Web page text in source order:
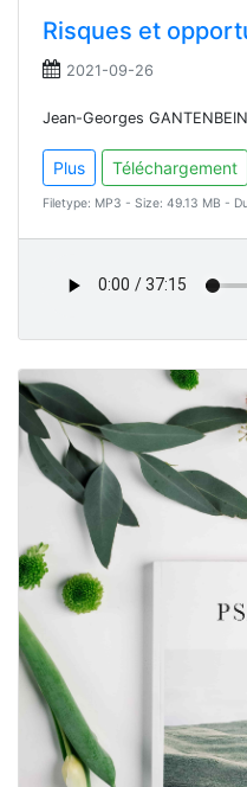
Risques et
2021-09-26
Jean-Georges GANTENBEIN
Plus Téléchargement
Filetype: MP3 - Size: 49.13 MB -